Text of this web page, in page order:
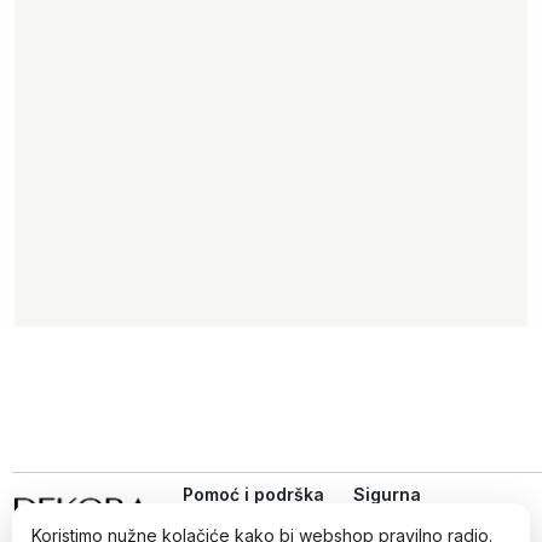
Pomoć i podrška
Sigurna
kupovina
Koristimo nužne kolačiće kako bi webshop pravilno radio.